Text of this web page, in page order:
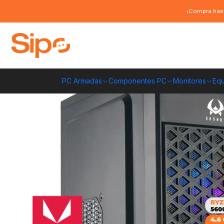
PC Armadas Componentes PC Monitores
¡Compra
PC Gamer Dreamfyre 5: Ryzen